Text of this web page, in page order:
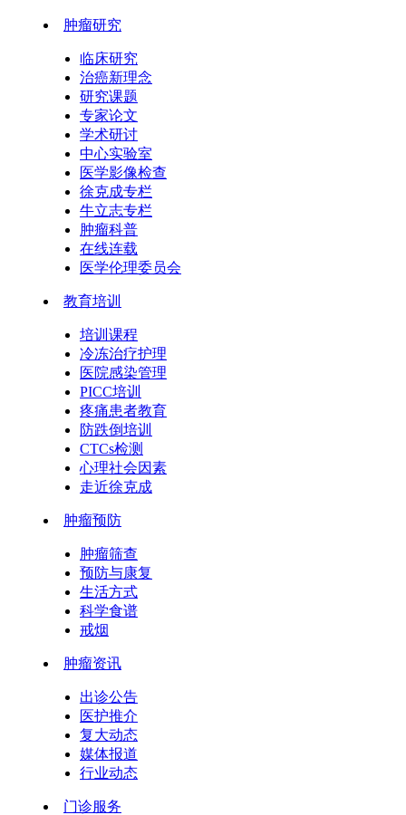
肿瘤研究
临床研究
治癌新理念
研究课题
专家论文
学术研讨
中心实验室
医学影像检查
徐克成专栏
牛立志专栏
肿瘤科普
在线连载
医学伦理委员会
教育培训
培训课程
冷冻治疗护理
医院感染管理
PICC培训
疼痛患者教育
防跌倒培训
CTCs检测
心理社会因素
走近徐克成
肿瘤预防
肿瘤筛查
预防与康复
生活方式
科学食谱
戒烟
肿瘤资讯
出诊公告
医护推介
复大动态
媒体报道
行业动态
门诊服务